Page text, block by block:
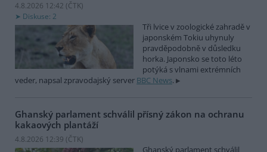
4.8.2026 12:42 (ČTK)
Diskuse: 2
Tři lvice v zoologické zahradě v
japonském Tokiu uhynuly
pravděpodobně v důsledku
horka. Japonsko se toto léto
potýká s vlnami extrémních
veder, napsal zpravodajský server BBC News.
Ghanský parlament schválil přísný zákon na ochranu
kakaových plantáží
4.8.2026 12:39 (ČTK)
Ghanský parlament schválil